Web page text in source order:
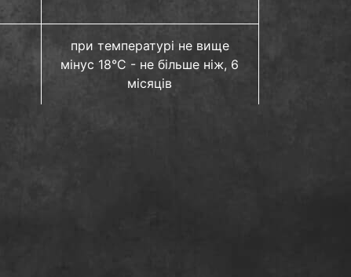
при температурі не вище
мінус 18°C - не більше ніж, 6
місяців